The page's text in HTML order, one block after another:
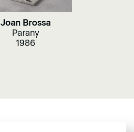
Joan Brossa
Parany
1986